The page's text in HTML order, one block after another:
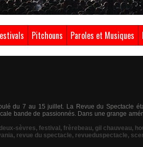
Pitchouns Paroles et Musiques
du 7 au 15 juillet. La Revue du Spectacle
bande de passionnés. Dans une grange
deux-sèvres, festival , frèrebeau, gil chauveau,
, revue du spectacle, revueduspectacle,